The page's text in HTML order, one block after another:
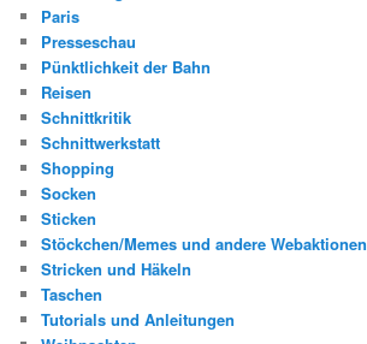
Paris
Presseschau
Pünktlichkeit der Bahn
Reisen
Schnittkritik
Schnittwerkstatt
Shopping
Socken
Sticken
Stöckchen/Memes und andere Webaktionen
Stricken und Häkeln
Taschen
Tutorials und Anleitungen